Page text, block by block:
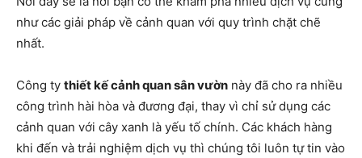
như các giải pháp về cảnh quan với quy trình chặt chẽ
nhất.
Công ty thiết kế cảnh quan sân vườn này đã cho ra nhiều
công trình hài hòa và đương đại, thay vì chỉ sử dụng các
cảnh quan với cây xanh là yếu tố chính. Các khách hàng
khi đến và trải nghiệm dịch vụ thì chúng tôi luôn tự tin vào